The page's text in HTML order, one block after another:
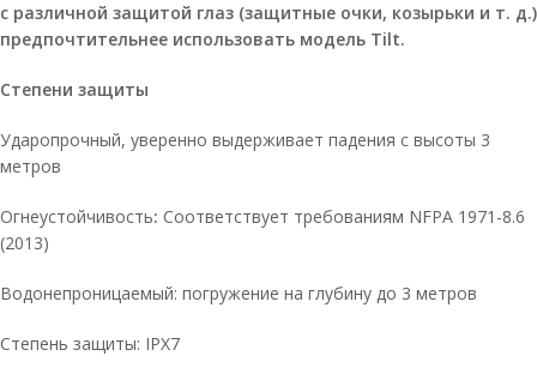
с различной защитой глаз (защитные очки, козырьки и т. д.)
предпочтительнее использовать модель Tilt.
Степени защиты
Ударопрочный, уверенно выдерживает падения с высоты 3
метров
Огнеустойчивость: Соответствует требованиям NFPA 1971-8.6
(2013)
Водонепроницаемый: погружение на глубину до 3 метров
Степень защиты: IPX7